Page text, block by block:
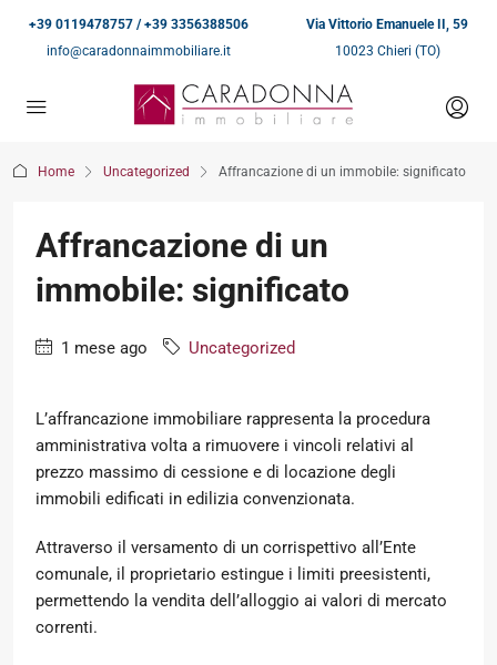
+39 0119478757 / +39 3356388506
info@caradonnaimmobiliare.it
Via Vittorio Emanuele II, 59
10023 Chieri (TO)
Home Uncategorized Affrancazione di un immobile: significato
Affrancazione di un
immobile: significato
1 mese ago Uncategorized
L’affrancazione immobiliare rappresenta la procedura
amministrativa volta a rimuovere i vincoli relativi al
prezzo massimo di cessione e di locazione degli
immobili edificati in edilizia convenzionata.
Attraverso il versamento di un corrispettivo all’Ente
comunale, il proprietario estingue i limiti preesistenti,
permettendo la vendita dell’alloggio ai valori di mercato
correnti.